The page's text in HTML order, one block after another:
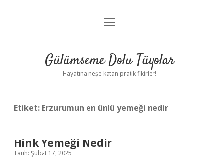
Anasayfa
Yasal Uyarı
menüyü
Gülümseme Dolu Tüyolar
Hayatına neşe katan pratik fikirler!
Etiket: Erzurumun en ünlü yemeği nedir
Hink Yemeği Nedir
Tarih: Şubat 17, 2025